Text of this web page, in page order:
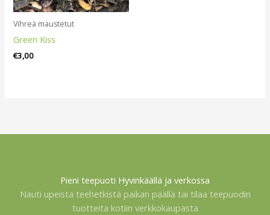
Vihreä maustetut
Green Kiss
€3,00
Pieni teepuoti Hyvinkäällä ja verkossa
Nauti upeista teehetkistä paikan päällä tai tilaa teepuodin
tuotteita kotiin verkkokaupasta